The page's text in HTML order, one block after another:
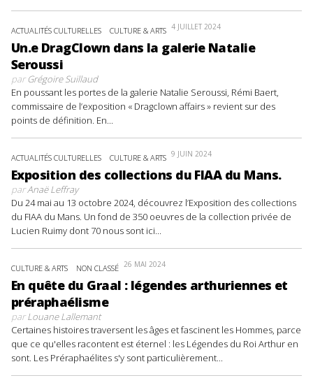
ACTUALITÉS CULTURELLES CULTURE & ARTS 4 JUILLET 2024
Un.e DragClown dans la galerie Natalie
Seroussi
parGrégoire Suillaud
En poussant les portes de la galerie Natalie Seroussi, Rémi Baert,
commissaire de l’exposition « Dragclown affairs » revient sur des
points de définition. En...
ACTUALITÉS CULTURELLES CULTURE & ARTS 9 JUIN 2024
Exposition des collections du FIAA du Mans.
parAnaë Leffray
Du 24 mai au 13 octobre 2024, découvrez l’Exposition des collections
du FIAA du Mans. Un fond de 350 oeuvres de la collection privée de
Lucien Ruimy dont 70 nous sont ici...
CULTURE & ARTS NON CLASSÉ 26 MAI 2024
En quête du Graal : légendes arthuriennes et
préraphaélisme
parLouane Lallemant
Certaines histoires traversent les âges et fascinent les Hommes, parce
que ce qu'elles racontent est éternel : les Légendes du Roi Arthur en
sont. Les Préraphaélites s'y sont particulièrement...